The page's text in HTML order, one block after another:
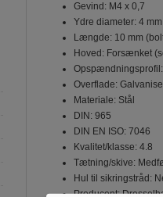
Gevind: M4 x 0,7
Ydre diameter: 4 mm
Længde: 10 mm
Hoved: Forsænket
Overflade:
Materiale: Stål
DIN: 965
DIN EN ISO: 7046
Kvalitet/klasse: 4.8
Tætning/skive:
Hul til sikringstråd:
Producent: